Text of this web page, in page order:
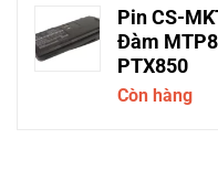
Pin CS-
Đàm
PTX850
Còn hàng